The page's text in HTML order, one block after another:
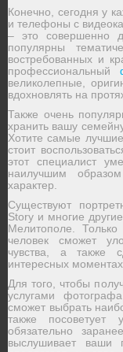
Конечно, сегодня у
и телефоны с
– это совершенно
популярны
востребованных и
профессиональный
великолепные,
вдохновлять на
Также очень
хранить вашу
Хотите самые
стоит
этот специалист
наилучшим
характер.
Существуют
Story и многие
Мелитополе.
человек сможет
чувства, а также
интересных моментах.
Для того, чтобы
услугами
сможет выбрать
также посоветует
обязательно
выслушивает